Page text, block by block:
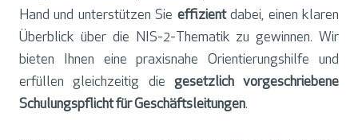
Hand und unterstützen Sie effizientdabei, einen klaren
Überblick über die NIS-2-Thematik zu gewinnen. Wir
bieten Ihnen eine praxisnahe Orientierungshilfe und
erfüllen gleichzeitig die gesetzlich vorgeschriebene
Schulungspflicht für Geschäftsleitungen.